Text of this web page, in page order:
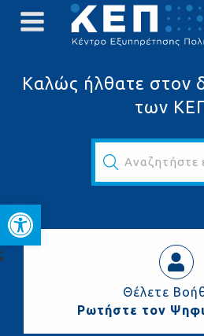
Ανοίξτε τη
Καλώς ήλθατε στον
των
Αναζητήστε
Θέλετε
Ρωτήστε τον